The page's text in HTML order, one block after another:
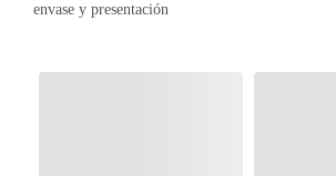
envase y presentación